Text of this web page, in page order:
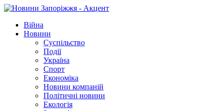
Війна
Новини
Суспільство
Події
Україна
Спорт
Економіка
Новини компаній
Політичні новини
Екологія